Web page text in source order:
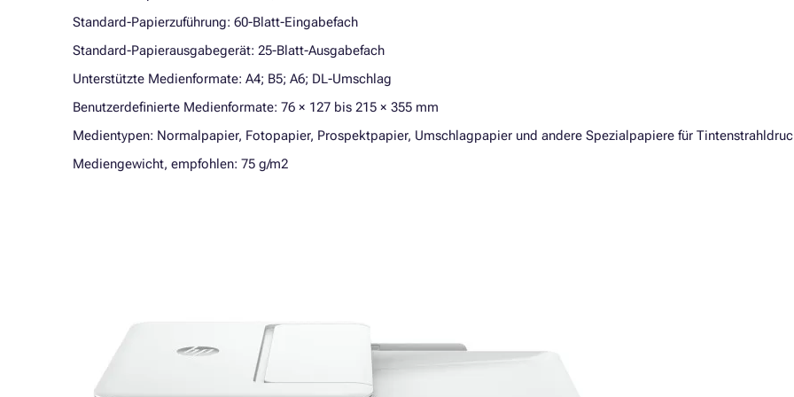
Standard-Papierzuführung: 60-Blatt-Eingabefach
Standard-Papierausgabegerät: 25-Blatt-Ausgabefach
Unterstützte Medienformate: A4; B5; A6; DL-Umschlag
Benutzerdefinierte Medienformate: 76 × 127 bis 215 × 355 mm
Medientypen: Normalpapier, Fotopapier, Prospektpapier, Umschlagpapier und andere Spezialpapiere für
Mediengewicht, empfohlen: 75 g/m2